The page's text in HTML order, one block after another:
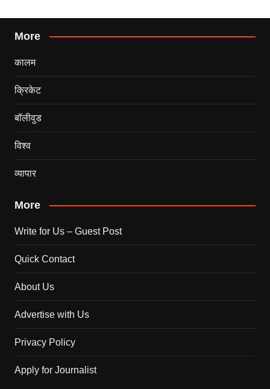
More
कालम
क्रिकेट
बॉलीवुड
विश्व
व्यापार
More
Write for Us – Guest Post
Quick Contact
About Us
Advertise with Us
Privacy Policy
Apply for Journalist